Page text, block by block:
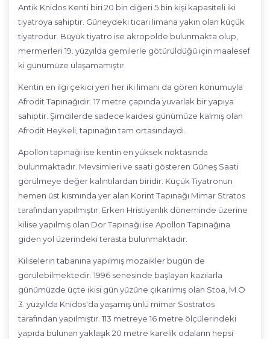
Antik Knidos Kenti biri 20 bin diğeri 5 bin kişi kapasiteli iki
tiyatroya sahiptir. Güneydeki ticari limana yakın olan küçük
tiyatrodur. Büyük tiyatro ise akropolde bulunmakta olup,
mermerleri 19. yüzyılda gemilerle götürüldüğü için maalesef
ki günümüze ulaşamamıştır.
Kentin en ilgi çekici yeri her iki limanı da gören konumuyla
Afrodit Tapınağıdır. 17 metre çapında yuvarlak bir yapıya
sahiptir. Şimdilerde sadece kaidesi günümüze kalmış olan
Afrodit Heykeli, tapınağın tam ortasındaydı.
Apollon tapınağı ise kentin en yüksek noktasında
bulunmaktadır. Mevsimleri ve saati gösteren Güneş Saati
görülmeye değer kalıntılardan biridir. Küçük Tiyatronun
hemen üst kısmında yer alan Korint Tapınağı Mimar Stratos
tarafından yapılmıştır. Erken Hristiyanlık döneminde üzerine
kilise yapılmış olan Dor Tapınağı ise Apollon Tapınağına
giden yol üzerindeki terasta bulunmaktadır.
Kiliselerin tabanına yapılmış mozaikler bugün de
görülebilmektedir. 1996 senesinde başlayan kazılarla
günümüzde üçte ikisi gün yüzüne çıkarılmış olan Stoa, M.Ö
3. yüzyılda Knidos'da yaşamış ünlü mimar Sostratos
tarafından yapılmıştır. 113 metreye 16 metre ölçülerindeki
yapıda bulunan yaklaşık 20 metre karelik odaların hepsi